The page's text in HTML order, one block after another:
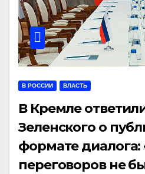
В РОССИИ ВЛАСТЬ
В Кремле
Зеленского о
формате диалога:
переговоров не